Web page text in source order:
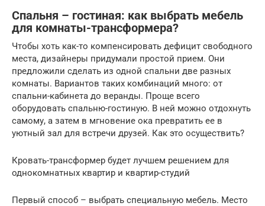
Спальня – гостиная: как выбрать мебель
для комнаты-трансформера?
Чтобы хоть как-то компенсировать дефицит свободного
места, дизайнеры придумали простой прием. Они
предложили сделать из одной спальни две разных
комнаты. Вариантов таких комбинаций много: от
спальни-кабинета до веранды. Проще всего
оборудовать спальню-гостиную. В ней можно отдохнуть
самому, а затем в мгновение ока превратить ее в
уютный зал для встречи друзей. Как это осуществить?
Кровать-трансформер будет лучшем решением для
однокомнатных квартир и квартир-студий
Первый способ – выбрать специальную мебель. Место